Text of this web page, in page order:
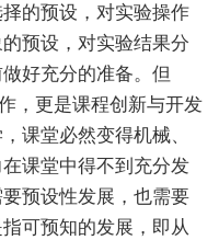
的预设，对实验操作
预设，对实验结果分
好充分的准备。但
，更是课程创新与开发
课堂必然变得机械、
课堂中得不到充分发
预设性发展，也需要
可预知的发展，即从